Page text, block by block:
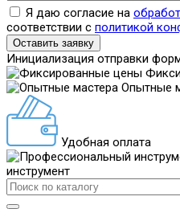
Я даю согласие на
соответствии с политикой
Оставить заявку
Инициализация отправки
Опытные
Удобная оплата
инструмент